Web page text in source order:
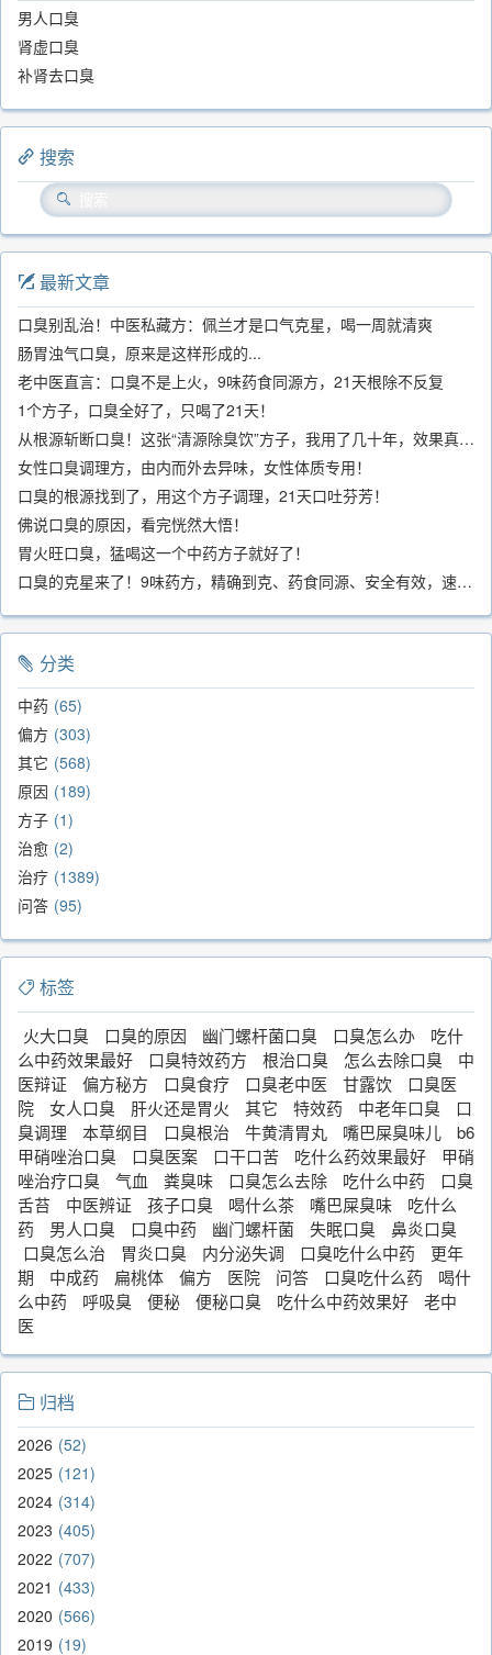
男人口臭
肾虚口臭
补肾去口臭
搜索
最新文章
口臭别乱治！中医私藏方：佩兰才是口气克星，喝一周就清爽
肠胃浊气口臭，原来是这样形成的...
老中医直言：口臭不是上火，9味药食同源方，21天根除不反复
1个方子，口臭全好了，只喝了21天！
从根源斩断口臭！这张“清源除臭饮”方子，我用了几十年，效果真不错
女性口臭调理方，由内而外去异味，女性体质专用！
口臭的根源找到了，用这个方子调理，21天口吐芬芳！
佛说口臭的原因，看完恍然大悟！
胃火旺口臭，猛喝这一个中药方子就好了！
口臭的克星来了！9味药方，精确到克、药食同源、安全有效，速看！
分类
中药 65
偏方 303
其它 568
原因 189
方子 1
治愈 2
治疗 1389
问答 95
标签
火大口臭 口臭的原因 幽门螺杆菌口臭 口臭怎么办
吃什
么中药效果最好
口臭特效药方 根治口臭 怎么去除口臭
中
医辩证
偏方秘方 口臭食疗 口臭老中医 甘露饮
口臭医
院
女人口臭 肝火还是胃火 其它 特效药 中老年口臭
口
臭调理
本草纲目 口臭根治 牛黄清胃丸 嘴巴屎臭味儿
b6
甲硝唑治口臭
口臭医案 口干口苦 吃什么药效果最好
甲硝
唑治疗口臭
气血 粪臭味 口臭怎么去除 吃什么中药
口臭
舌苔
中医辨证 孩子口臭 喝什么茶 嘴巴屎臭味
吃什么
药
男人口臭 口臭中药 幽门螺杆菌 失眠口臭
鼻炎口臭
口臭怎么治
胃炎口臭 内分泌失调 口臭吃什么中药
更年
期
中成药 扁桃体 偏方 医院 问答 口臭吃什么药
喝什
么中药
呼吸臭 便秘 便秘口臭 吃什么中药效果好
老中
医
归档
2026 52
2025 121
2024 314
2023 405
2022 707
2021
433
2020 566
2019 19